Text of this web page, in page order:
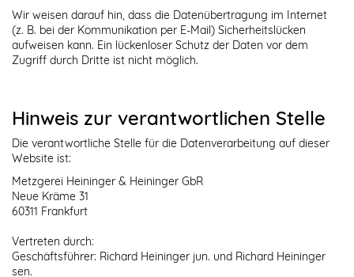
Wir weisen darauf hin, dass die Datenübertragung im Internet
(z. B. bei der Kommunikation per E-Mail) Sicherheitslücken
aufweisen kann. Ein lückenloser Schutz der Daten vor dem
Zugriff durch Dritte ist nicht möglich.
Hinweis zur verantwortlichen Stelle
Die verantwortliche Stelle für die Datenverarbeitung auf dieser
Website ist:
Metzgerei Heininger & Heininger GbR
Neue Kräme 31
60311 Frankfurt
Vertreten durch:
Geschäftsführer: Richard Heininger jun. und Richard Heininger
sen.